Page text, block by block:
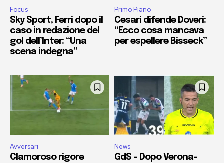
Focus
Sky Sport, Ferri dopo il
caso in redazione del
gol dell’Inter: “Una
scena indegna”
Primo Piano
Cesari difende Doveri:
“Ecco cosa mancava
per espellere Bisseck”
Avversari
Clamoroso rigore
News
GdS – Dopo Verona-